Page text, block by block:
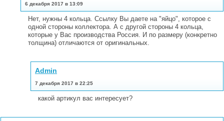
6 декабря 2017 в 13:09
Нет, нужны 4 кольца. Ссылку Вы даете на "яйцо", которое с
одной стороны коллектора. А с другой стороны 4 кольца,
которые у Вас производства Россия. И по размеру (конкретно
толщина) отличаются от оригинальных.
Admin
7 декабря 2017 в 22:25
какой артикул вас интересует?